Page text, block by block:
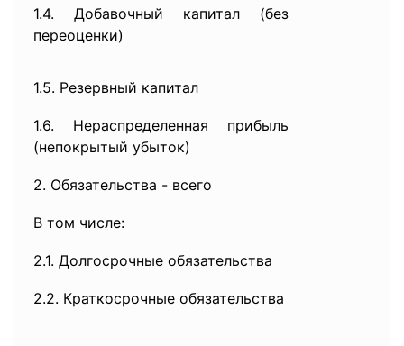
1.4. Добавочный капитал (без
переоценки)
1.5. Резервный капитал
1.6. Нераспределенная прибыль
(непокрытый убыток)
2. Обязательства - всего
В том числе:
2.1. Долгосрочные обязательства
2.2. Краткосрочные обязательства